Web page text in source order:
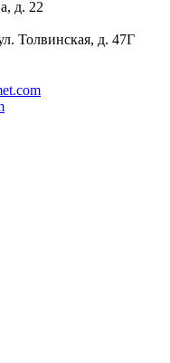
д. 22
Толвинская, д. 47Г